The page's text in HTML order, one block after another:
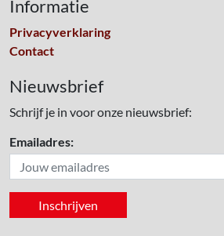
Informatie
Privacyverklaring
Contact
Nieuwsbrief
Schrijf je in voor onze nieuwsbrief:
Emailadres: